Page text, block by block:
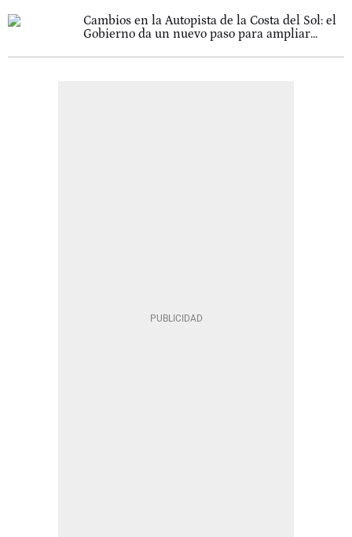
Cambios en la Autopista de la Costa del Sol: el
Gobierno da un nuevo paso para ampliar...